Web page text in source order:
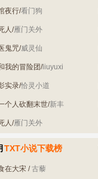
夜行/看门狗
人/雁门关外
鬼咒/威灵仙
我的冒险团/liuyuxi
实录/恰灵小道
个人砍翻末世/新丰
人/雁门关外
TXT小说下载榜
在大宋 /古藜